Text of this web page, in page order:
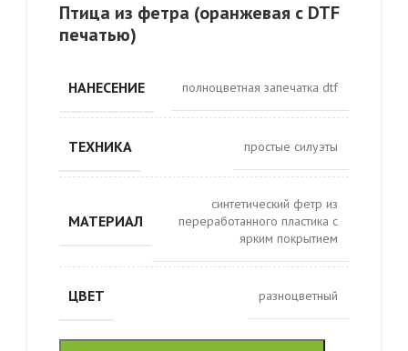
Птица из фетра (оранжевая с DTF
печатью)
НАНЕСЕНИЕ полноцветная запечатка dtf
ТЕХНИКА простые силуэты
МАТЕРИАЛ
синтетический фетр из
переработанного пластика с
ярким покрытием
ЦВЕТ разноцветный